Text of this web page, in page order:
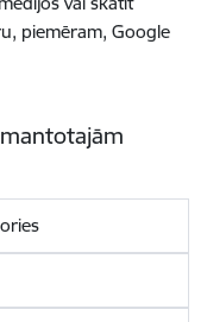
piemēram, Google